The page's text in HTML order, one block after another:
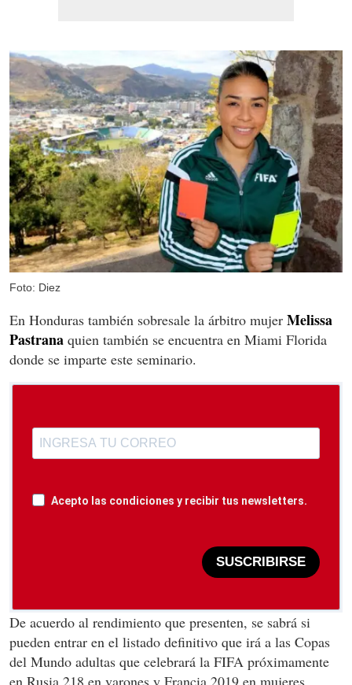
Foto: Diez
En Honduras también sobresale la árbitro mujer Melissa
Pastrana quien también se encuentra en Miami Florida
donde se imparte este seminario.
Acepto las condiciones y recibir tus newsletters.
SUSCRIBIRSE
De acuerdo al rendimiento que presenten, se sabrá si
pueden entrar en el listado definitivo que irá a las Copas
del Mundo adultas que celebrará la FIFA próximamente
en Rusia 218 en varones y Francia 2019 en mujeres.